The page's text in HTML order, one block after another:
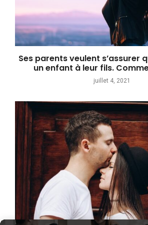
Ses parents veulent s’assurer
un enfant à leur fils.
juillet 4, 2021